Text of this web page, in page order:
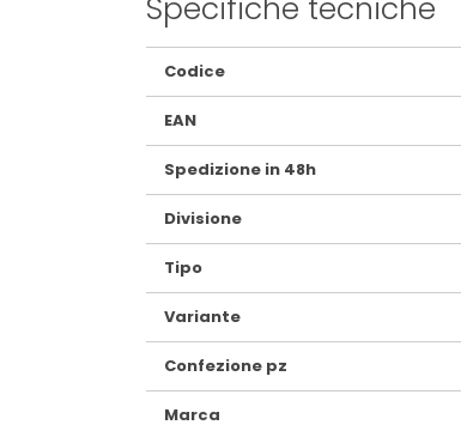
Specifiche tecniche
Maggiori
Informazioni
Codice
EAN
Spedizione in 48h
Divisione
Tipo
Variante
Confezione pz
Marca